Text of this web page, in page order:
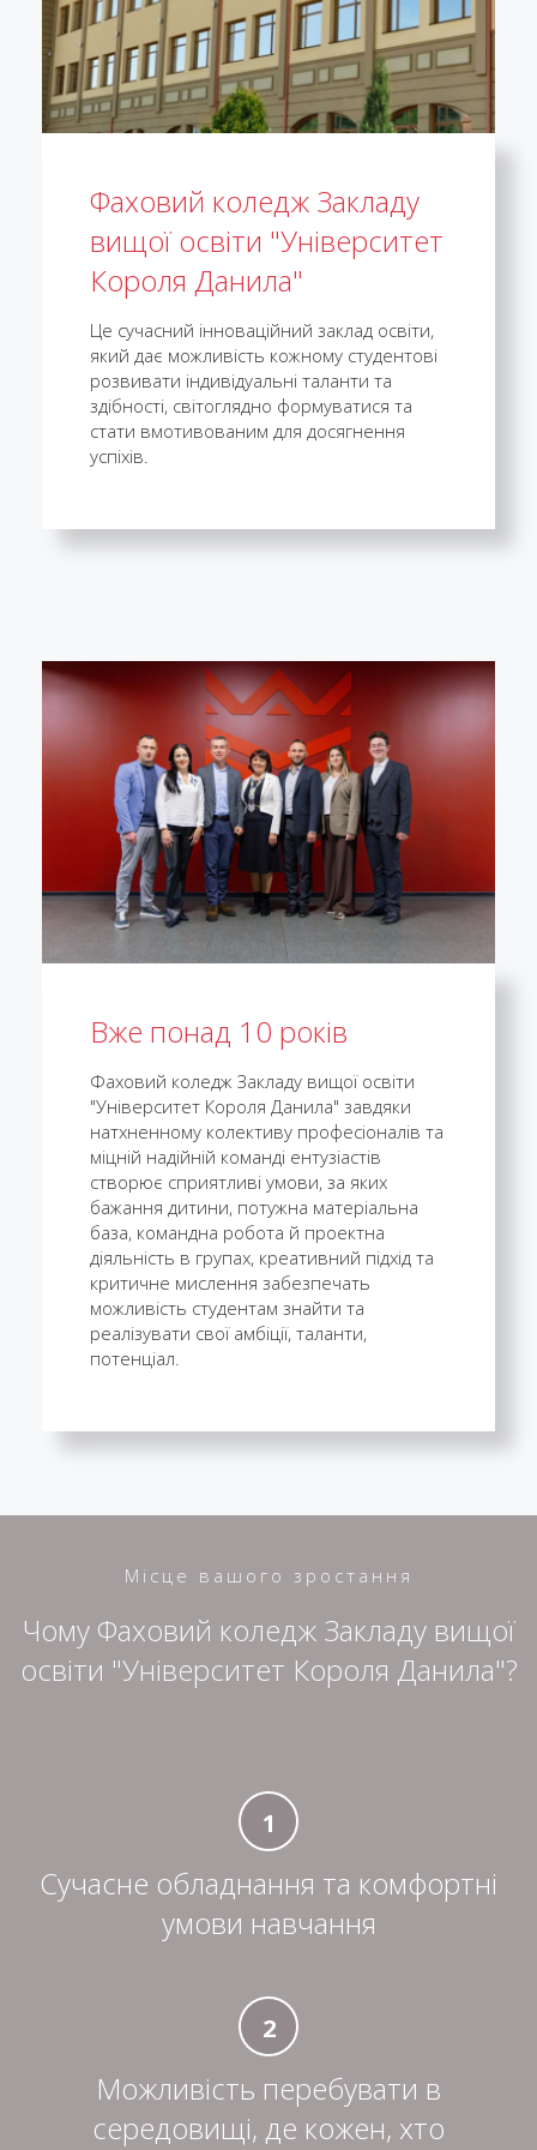
Фаховий коледж Закладу
вищої освіти "Університет
Короля Данила"
Це сучасний інноваційний заклад освіти,
який дає можливість кожному студентові
розвивати індивідуальні таланти та
здібності, світоглядно формуватися та
стати вмотивованим для досягнення
успіхів.
Вже понад 10 років
Фаховий коледж Закладу вищої освіти
"Університет Короля Данила" завдяки
натхненному колективу професіоналів та
міцній надійній команді ентузіастів
створює сприятливі умови, за яких
бажання дитини, потужна матеріальна
база, командна робота й проектна
діяльність в групах, креативний підхід та
критичне мислення забезпечать
можливість студентам знайти та
реалізувати свої амбіції, таланти,
потенціал.
Місце вашого зростання
Чому Фаховий коледж Закладу вищої
освіти "Університет Короля Данила"?
1
Сучасне обладнання та комфортні
умови навчання
2
Можливість перебувати в
середовищі, де кожен, хто